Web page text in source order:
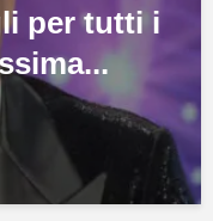
per tutti i